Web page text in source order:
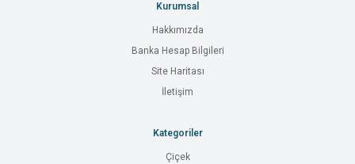
Kurumsal
Hakkımızda
Banka Hesap Bilgileri
Site Haritası
İletişim
Kategoriler
Çiçek